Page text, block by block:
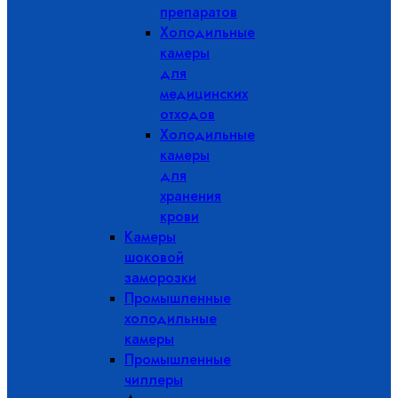
препаратов
Холодильные
камеры
для
медицинских
отходов
Холодильные
камеры
для
хранения
крови
Камеры
шоковой
заморозки
Промышленные
холодильные
камеры
Промышленные
чиллеры